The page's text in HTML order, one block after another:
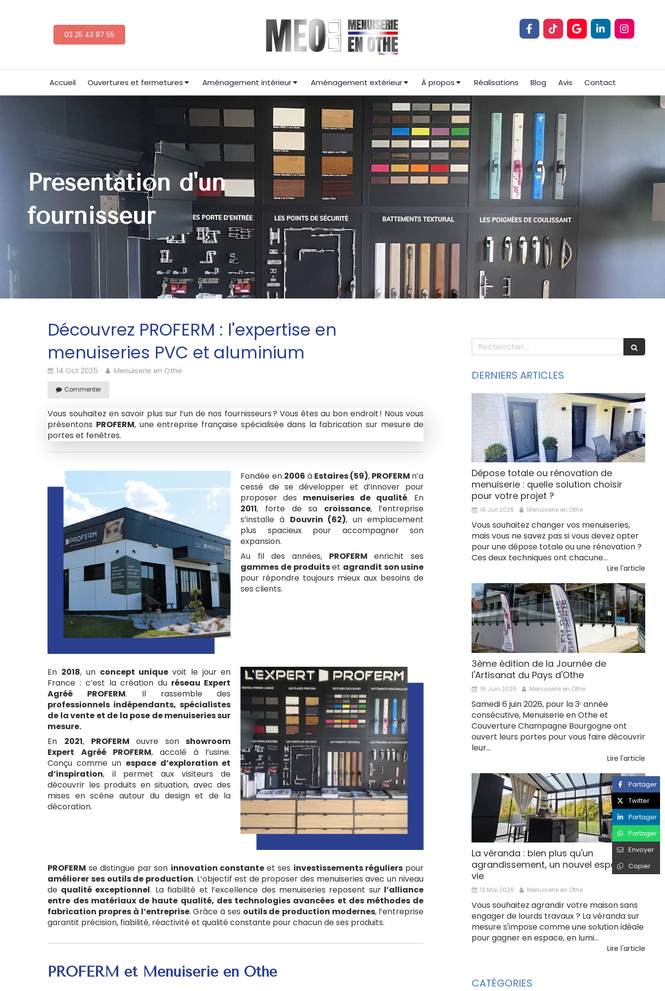
03 25 43 97 55
Accueil Ouvertures et fermetures Aménagement intérieur Aménagement extérieur À propos Réalisations Blog Avis Contact
Présentation d'un
fournisseur
Découvrez PROFERM : l'expertise en
menuiseries PVC et aluminium
14 Oct 2025 Menuiserie en Othe
Commenter
Vous souhaitez en savoir plus sur l’un de nos fournisseurs ? Vous êtes au bon endroit ! Nous vous
présentons PROFERM, une entreprise française spécialisée dans la fabrication sur mesure de
portes et fenêtres.
Fondée en 2006 à Estaires (59), PROFERM n’a
cessé de se développer et d’innover pour
proposer des menuiseries de qualité. En
2011, forte de sa croissance, l’entreprise
s’installe à Douvrin (62), un emplacement
plus spacieux pour accompagner son
expansion.
Au fil des années, PROFERMenrichit ses
gammes de produitset agrandit son usine
pour répondre toujours mieux aux besoins de
ses clients.
En 2018, un concept uniquevoit le jour en
France : c’est la création duréseau Expert
Agréé PROFERM. Il rassemble des
professionnels indépendants, spécialistes
de la vente et de la pose de menuiseries sur
mesure.
En 2021, PROFERM ouvre son showroom
Expert Agréé PROFERM, accolé à l’usine.
Conçu comme un espace d’exploration et
d’inspiration, il permet aux visiteurs de
découvrir les produits en situation, avec des
mises en scène autour du design et de la
décoration.
PROFERM se distingue par son innovation constante et ses investissements réguliers pour
améliorer ses outils de production. L’objectif est de proposer des menuiseries avec un niveau
de qualité exceptionnel. La fiabilité et l’excellence des menuiseries reposent surl’alliance
entre des matériaux de haute qualité, des technologies avancées et des méthodes de
fabrication propres à l’entreprise. Grâce à ses outils de production modernes, l’entreprise
garantit précision, fiabilité, réactivité et qualité constante pour chacun de ses produits.
PROFERM et Menuiserie en Othe
Partager
Twitter
Partager
Partager
Envoyer
Copier
Rechercher
DERNIERS ARTICLES
Dépose totale ou rénovation de
menuiserie : quelle solution choisir
pour votre projet ?
14 Juil 2026 Menuiserie en Othe
Vous souhaitez changer vos menuiseries,
mais vous ne savez pas si vous devez opter
pour une dépose totale ou une rénovation ?
Ces deux techniques ont chacune...
Lire l'article
3ème édition de la Journée de
l'Artisanat du Pays d'Othe
16 Juin 2026 Menuiserie en Othe
Samedi 6 juin 2026, pour la 3ᵉ année
consécutive, Menuiserie en Othe et
Couverture Champagne Bourgogne ont
ouvert leurs portes pour vous faire découvrir
leur...
Lire l'article
La véranda : bien plus qu'un
agrandissement, un nouvel espace de
vie
12 Mai 2026 Menuiserie en Othe
Vous souhaitez agrandir votre maison sans
engager de lourds travaux ? La véranda sur
mesure s'impose comme une solution idéale
pour gagner en espace, en lumi...
Lire l'article
CATÉGORIES